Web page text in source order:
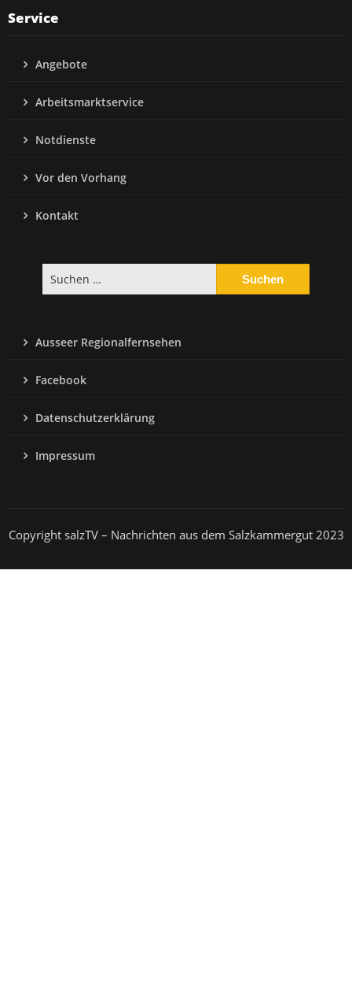
Service
Angebote
Arbeitsmarktservice
Notdienste
Vor den Vorhang
Kontakt
nach:
Ausseer Regionalfernsehen
Facebook
Datenschutzerklärung
Impressum
Copyright salzTV – Nachrichten aus dem Salzkammergut 2023